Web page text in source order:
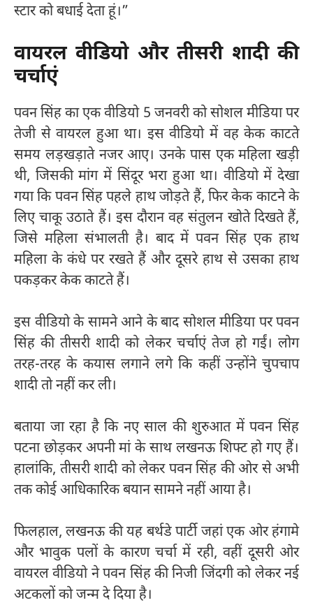
स्टार को बधाई देता हूं।”
वायरल वीडियो और तीसरी शादी की
चर्चाएं
पवन सिंह का एक वीडियो 5 जनवरी को सोशल मीडिया पर
तेजी से वायरल हुआ था। इस वीडियो में वह केक काटते
समय लड़खड़ाते नजर आए। उनके पास एक महिला खड़ी
थी, जिसकी मांग में सिंदूर भरा हुआ था। वीडियो में देखा
गया कि पवन सिंह पहले हाथ जोड़ते हैं, फिर केक काटने के
लिए चाकू उठाते हैं। इस दौरान वह संतुलन खोते दिखते हैं,
जिसे महिला संभालती है। बाद में पवन सिंह एक हाथ
महिला के कंधे पर रखते हैं और दूसरे हाथ से उसका हाथ
पकड़कर केक काटते हैं।
इस वीडियो के सामने आने के बाद सोशल मीडिया पर पवन
सिंह की तीसरी शादी को लेकर चर्चाएं तेज हो गईं। लोग
तरह-तरह के कयास लगाने लगे कि कहीं उन्होंने चुपचाप
शादी तो नहीं कर ली।
बताया जा रहा है कि नए साल की शुरुआत में पवन सिंह
पटना छोड़कर अपनी मां के साथ लखनऊ शिफ्ट हो गए हैं।
हालांकि, तीसरी शादी को लेकर पवन सिंह की ओर से अभी
तक कोई आधिकारिक बयान सामने नहीं आया है।
फिलहाल, लखनऊ की यह बर्थडे पार्टी जहां एक ओर हंगामे
और भावुक पलों के कारण चर्चा में रही, वहीं दूसरी ओर
वायरल वीडियो ने पवन सिंह की निजी जिंदगी को लेकर नई
अटकलों को जन्म दे दिया है।